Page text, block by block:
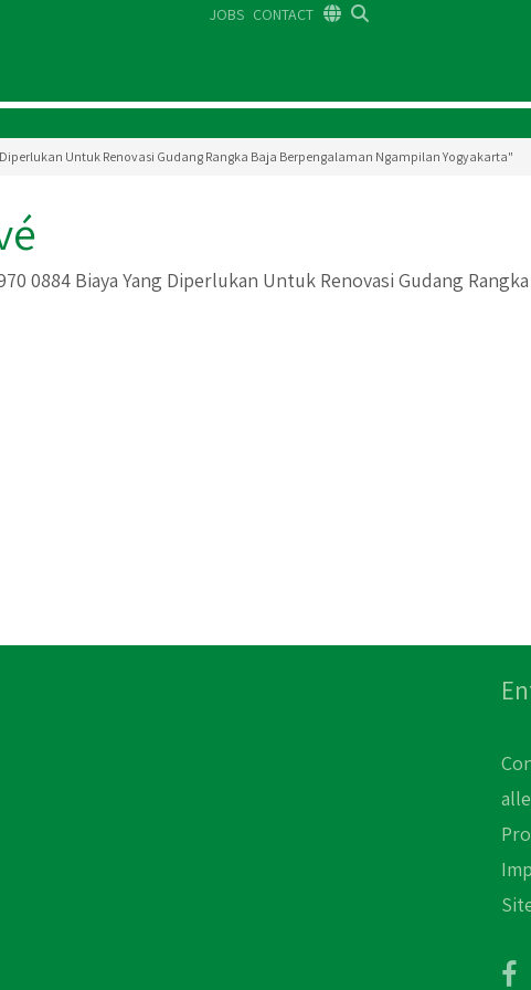
JOBS CONTACT
Diperlukan Untuk Renovasi Gudang Rangka Baja Berpengalaman Ngampilan Yogyakarta"
0884 Biaya Yang Diperlukan Untuk Renovasi Gudang